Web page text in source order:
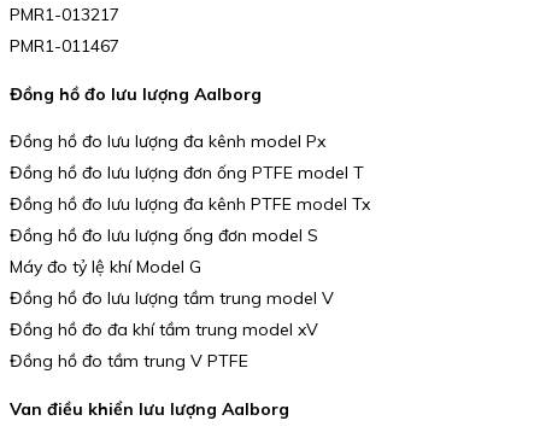
PMR1-013217
PMR1-011467
Đồng hồ đo lưu lượng Aalborg
Đồng hồ đo lưu lượng đa kênh model Px
Đồng hồ đo lưu lượng đơn ống PTFE model T
Đồng hồ đo lưu lượng đa kênh PTFE model Tx
Đồng hồ đo lưu lượng ống đơn model S
Máy đo tỷ lệ khí Model G
Đồng hồ đo lưu lượng tầm trung model V
Đồng hồ đo đa khí tầm trung model xV
Đồng hồ đo tầm trung V PTFE
Van điều khiển lưu lượng Aalborg